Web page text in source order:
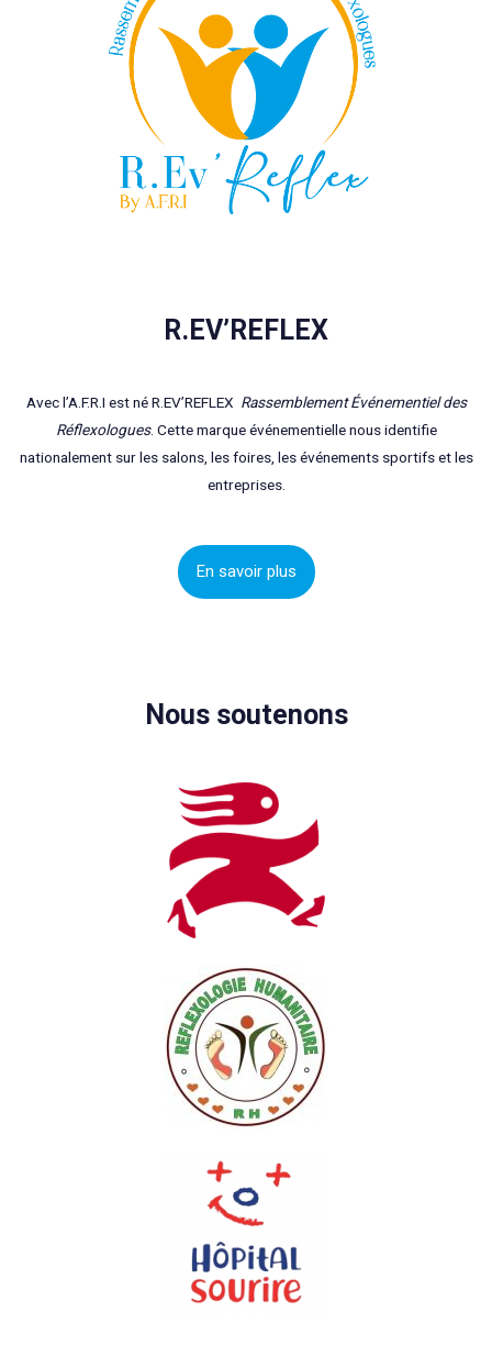
R.EV’REFLEX
Avec l’A.F.R.I est né R.EV’REFLEX Rassemblement Événementiel des
Réflexologues. Cette marque événementielle nous identifie
nationalement sur les salons, les foires, les événements sportifs et les
entreprises.
En savoir plus
Nous soutenons